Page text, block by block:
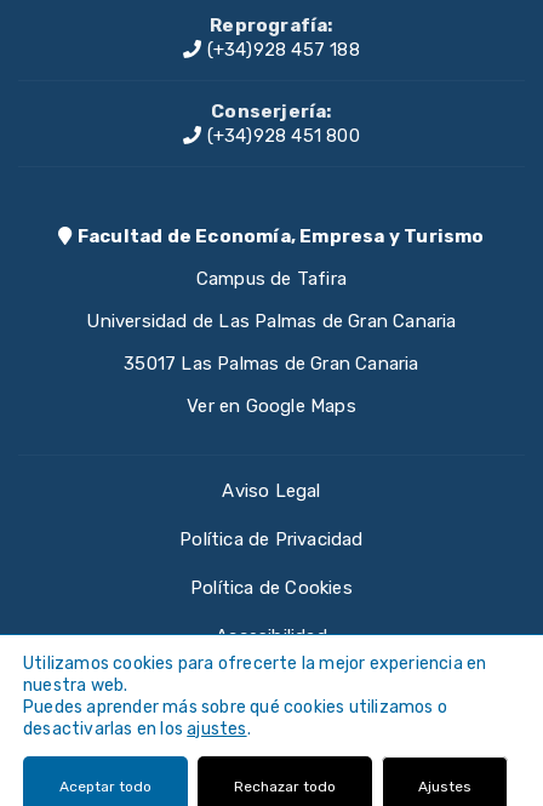
Reprografía:
(+34)928 457 188
Conserjería:
(+34)928 451 800
Facultad de Economía, Empresa y Turismo
Campus de Tafira
Universidad de Las Palmas de Gran Canaria
35017 Las Palmas de Gran Canaria
Ver en Google Maps
Aviso Legal
Política de Privacidad
Política de Cookies
Accesibilidad
©Universidad de Las Palmas de Gran Canaria ·
ULPGC
Utilizamos cookies para ofrecerte la mejor experiencia en
nuestra web.
Puedes aprender más sobre qué cookies utilizamos o
desactivarlas en losajustes.
Aceptar todo Rechazar todo Ajustes